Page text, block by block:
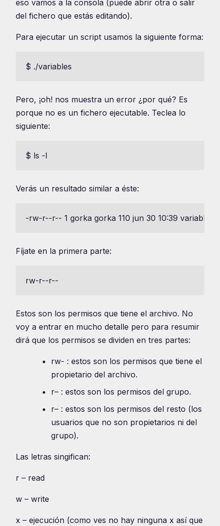
eso vamos a la consola (puede abrir otra o salir
del fichero que estás editando).
Para ejecutar un script usamos la siguiente forma:
$ ./variables
Pero, ¡oh! nos muestra un error ¿por qué? Es
porque no es un fichero ejecutable. Teclea lo
siguiente:
$ ls -l
Verás un resultado similar a éste:
-rw-r--r-- 1 gorka gorka 110 jun 30 10:39 variables
Fíjate en la primera parte:
rw-r--r--
Estos son los permisos que tiene el archivo. No
voy a entrar en mucho detalle pero para resumir
dirá que los permisos se dividen en tres partes:
rw- : estos son los permisos que tiene el
propietario del archivo.
r– : estos son los permisos del grupo.
r– : estos son los permisos del resto (los
usuarios que no son propietarios ni del
grupo).
Las letras singifican:
r – read
w – write
x – ejecución (como ves no hay ninguna x así que